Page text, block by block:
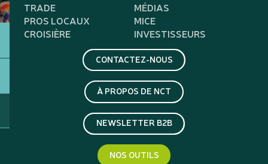
TRADE
MÉDIAS
PROS LOCAUX
MICE
CROISIÈRE
INVESTISSEURS
CONTACTEZ-NOUS
À PROPOS DE NCT
NEWSLETTER B2B
NOS OUTILS